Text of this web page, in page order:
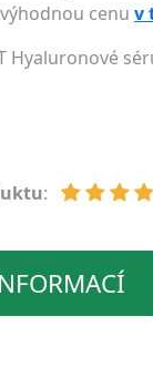
cenu v
Hyaluronové
: